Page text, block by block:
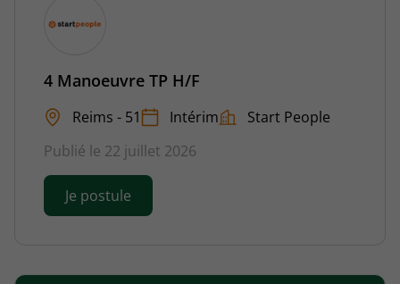
4 Manoeuvre TP H/F
Reims - 51 Intérim
Start People
Publié le 22 juillet 2026
Je postule